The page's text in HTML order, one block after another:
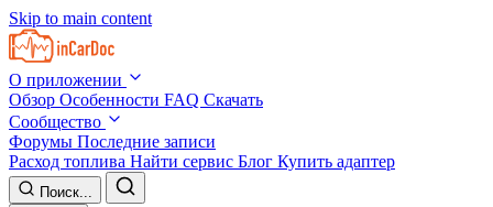
Skip to main content
О приложении
Обзор Особенности FAQ Скачать
Сообщество
Форумы Последние записи
Расход топлива Найти сервис Блог Купить адаптер
Поиск...